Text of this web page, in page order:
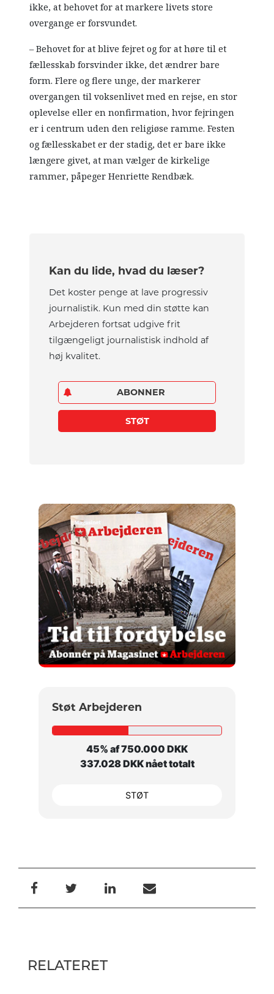
ikke, at behovet for at markere livets store
overgange er forsvundet.
– Behovet for at blive fejret og for at høre til et
fællesskab forsvinder ikke, det ændrer bare
form. Flere og flere unge, der markerer
overgangen til voksenlivet med en rejse, en stor
oplevelse eller en nonfirmation, hvor fejringen
er i centrum uden den religiøse ramme. Festen
og fællesskabet er der stadig, det er bare ikke
længere givet, at man vælger de kirkelige
rammer, påpeger Henriette Rendbæk.
Kan du lide, hvad du læser?
Det koster penge at lave progressiv
journalistik. Kun med din støtte kan
Arbejderen fortsat udgive frit
tilgængeligt journalistisk indhold af
høj kvalitet.
ABONNER
STØT
Støt Arbejderen
45% af 750.000 DKK
337.028 DKK nået totalt
STØT
RELATERET